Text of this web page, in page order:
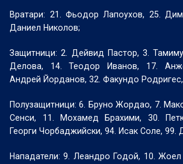
Вратари: 21. Фьодор Лапоухов, 25.
Даниел Николов;
Защитници: 2. Дейвид Пастор, 3.
Делова, 14. Теодор Иванов, 17.
Андрей Йорданов, 32. Факундо
Полузащитници: 6. Бруно Жордао, 7.
Сенси, 11. Мохамед Брахими, 30.
Георги Чорбаджийски, 94. Исак Соле,
Нападатели: 9. Леандро Годой, 10.